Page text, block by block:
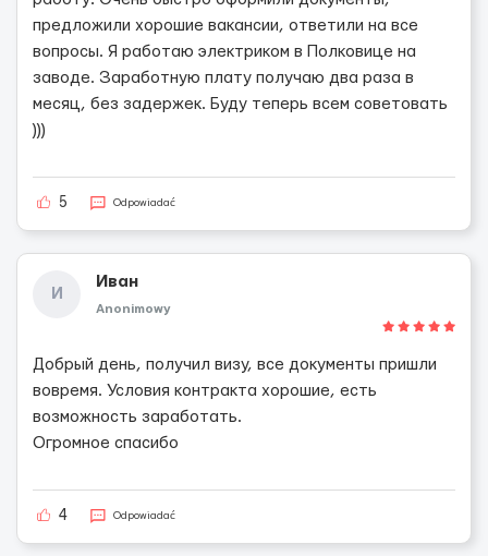
предложили хорошие вакансии, ответили на все
вопросы. Я работаю электриком в Полковице на
заводе. Заработную плату получаю два раза в
месяц, без задержек. Буду теперь всем советовать
)))
5 Odpowiadać
И
Иван
Anonimowy
Добрый день, получил визу, все документы пришли
вовремя. Условия контракта хорошие, есть
возможность заработать.
Огромное спасибо
4 Odpowiadać